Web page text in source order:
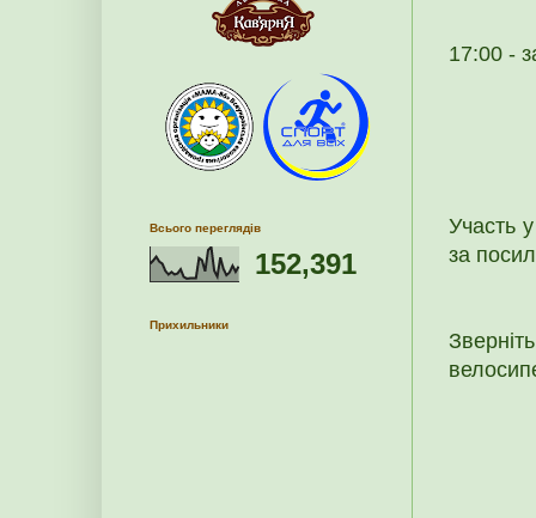
17:00 -
Участь
за
Всього переглядів
152,391
Прихильники